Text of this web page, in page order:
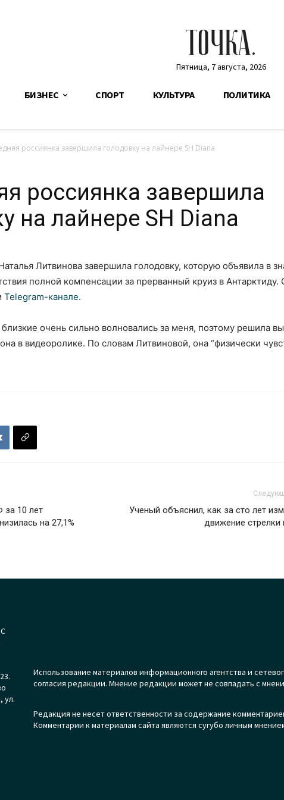
ТОЧКА.
Пятница, 7 августа, 2026
БИЗНЕС СПОРТ КУЛЬТУРА ПОЛИТИКА
россиянка завершила голодовку на лайнере SH Diana
россиянка завершила
на лайнере SH Diana
Литвинова завершила голодовку, которую объявила в
полной компенсации за прерванный круиз в Антарктиду.
Telegram-канале.
очень сильно волновались за меня, поэтому решила
она в видеоролике. По словам Литвиновой, она “физически
за 10 лет
на 27,1%
Ученый объяснил, как за сто лет
движение стрелки
ул.
Использование материалов информационного агентства и
согласия редакции. Мнение редакции может не совпадать с
Редакция не несет ответственности за содержание
Комментарии к материалам сайта являются сугубо личным